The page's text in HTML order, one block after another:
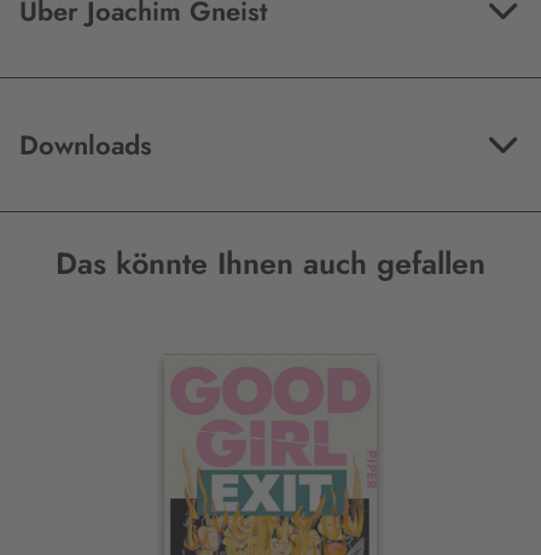
Über Joachim Gneist
Downloads
Das könnte Ihnen auch gefallen
Interaktives